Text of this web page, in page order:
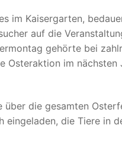
im Kaisergarten,
auf die
gehörte bei
Osteraktion im
die gesamten
eingeladen, die Tiere in